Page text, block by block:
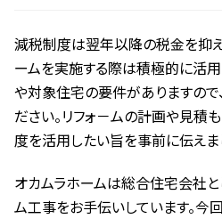
減税制度は翌年以降の税金を抑え
ームを実施する際は積極的に活用
や対象住宅の要件がありますので
ださい。リフォ－ムの計画や見積
度を活用したい旨を事前に伝えま
オカムラホームは総合住宅会社と
ム工事をお手伝いしています。今